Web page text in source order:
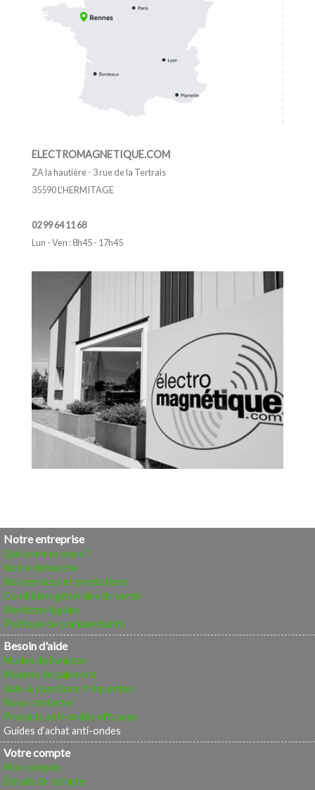
ELECTROMAGNETIQUE.COM
ZA la hautière - 3 rue de la Tertrais
35590 L'HERMITAGE
02 99 64 11 68
Lun - Ven : 8h45 - 17h45
Notre entreprise
Qui sommes nous ?
Notre démarche
Nos services et prestations
Conditions générales de vente
Mentions légales
Politique de confidentialité
Besoin d'aide
Modes de livraison
Moyens de paiement
Aide & questions fréquentes
Nous contacter
Produits anti-ondes efficaces
Guides d’achat anti-ondes
Votre compte
Mon compte
Détails de compte